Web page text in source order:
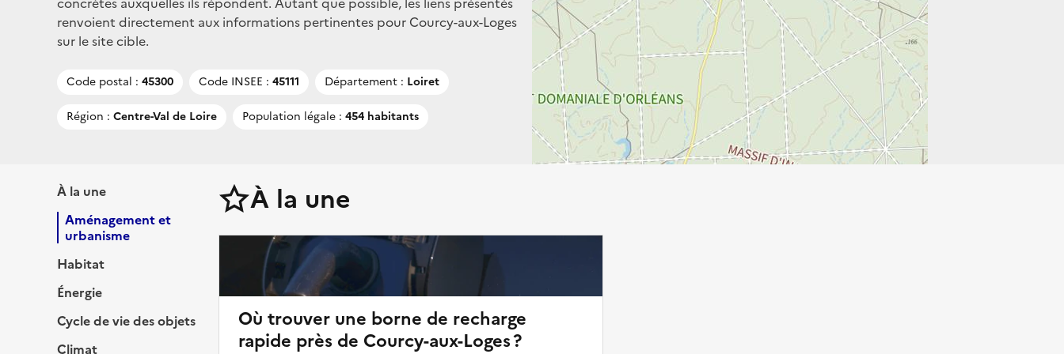
renvoient directement aux informations pertinentes pour Courcy-aux-Loges
sur le site cible.
Code postal : 45300 Code INSEE : 45111 Département : Loiret
Région : Centre-Val de Loire Population légale : 454 habitants
À la une
Aménagement et
urbanisme
Habitat
Énergie
Cycle de vie des objets
Climat
À la une
Où trouver une borne de recharge
rapide près de Courcy-aux-Loges ?